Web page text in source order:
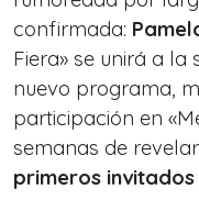
confirmada:
Fiera» se unirá a
nuevo programa,
participación en
semanas de
primeros